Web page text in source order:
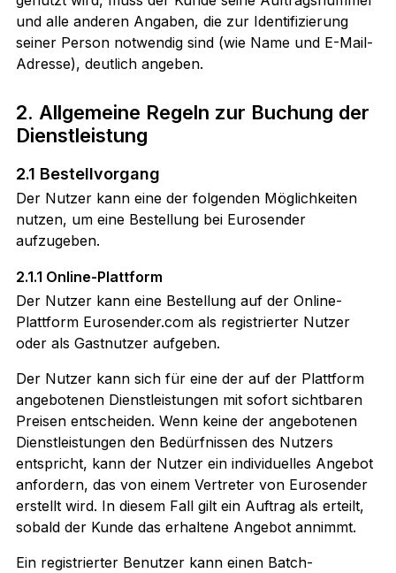
und alle anderen Angaben, die zur Identifizierung
seiner Person notwendig sind (wie Name und E-Mail-
Adresse), deutlich angeben.
2. Allgemeine Regeln zur Buchung der
Dienstleistung
2.1 Bestellvorgang
Der Nutzer kann eine der folgenden Möglichkeiten
nutzen, um eine Bestellung bei Eurosender
aufzugeben.
2.1.1 Online-Plattform
Der Nutzer kann eine Bestellung auf der Online-
Plattform Eurosender.com als registrierter Nutzer
oder als Gastnutzer aufgeben.
Der Nutzer kann sich für eine der auf der Plattform
angebotenen Dienstleistungen mit sofort sichtbaren
Preisen entscheiden. Wenn keine der angebotenen
Dienstleistungen den Bedürfnissen des Nutzers
entspricht, kann der Nutzer ein individuelles Angebot
anfordern, das von einem Vertreter von Eurosender
erstellt wird. In diesem Fall gilt ein Auftrag als erteilt,
sobald der Kunde das erhaltene Angebot annimmt.
Ein registrierter Benutzer kann einen Batch-